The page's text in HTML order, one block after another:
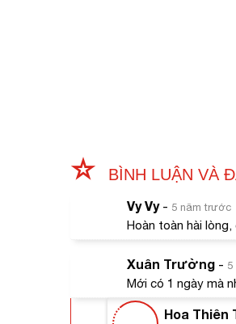
BÌNH LUẬN VÀ
Vy Vy- 5 năm trước
Hoàn toàn hài
Xuân Trường - 5
Mới có 1 ngày mà
Hoa Thiên